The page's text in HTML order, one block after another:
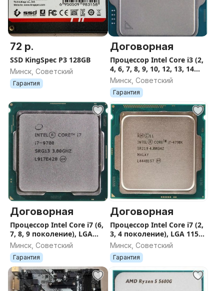
72 р.
SSD KingSpec P3 128GB
Минск, Советский
Гарантия
Договорная
Процессор Intel Core i3 (2,
4, 6, 7, 8, 9, 10, 12, 13, 14
поколение)
Минск, Советский
Гарантия
Договорная
Процессор Intel Core i7 (6,
7, 8, 9 поколение), LGA
1151
Минск, Советский
Гарантия
Договорная
Процессор Intel Core i7 (2,
3, 4 поколение), LGA 1155,
1150
Минск, Советский
Гарантия